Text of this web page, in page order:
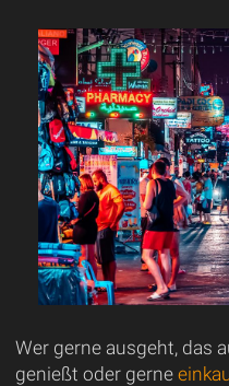
Wer gerne ausgeht, das
genießt oder gerne